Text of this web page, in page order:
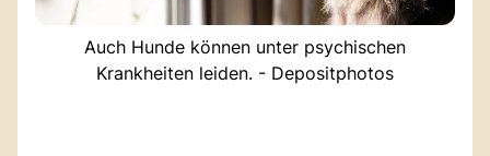
Auch Hunde können unter psychischen
Krankheiten leiden. - Depositphotos